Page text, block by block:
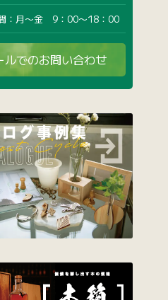
：月〜金 9：00〜18：00
ルでのお問い合わせ